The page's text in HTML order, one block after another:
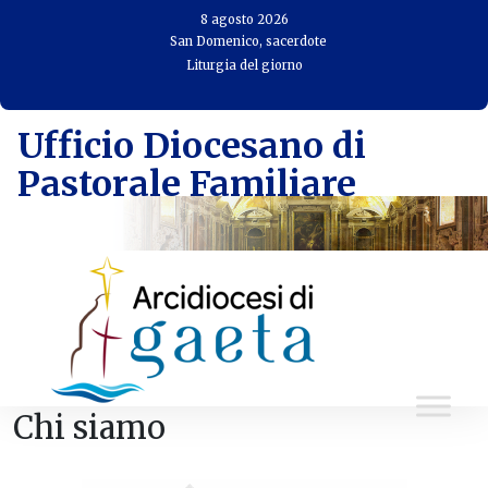
8 agosto 2026
San Domenico, sacerdote
Liturgia del giorno
Ufficio Diocesano di
Pastorale Familiare
Chi siamo